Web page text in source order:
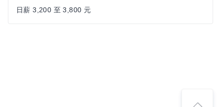
日薪 3,200 至 3,800 元